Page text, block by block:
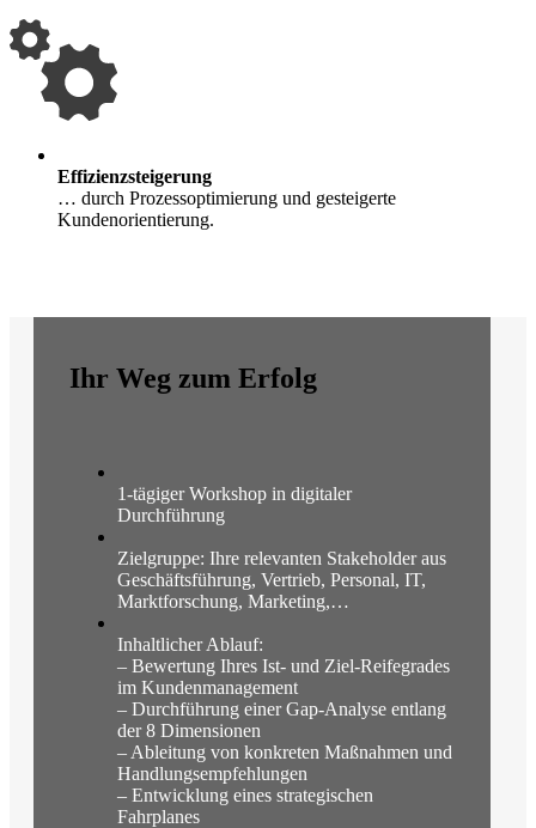
Effizienzsteigerung
… durch Prozessoptimierung und gesteigerte
Kundenorientierung.
Ihr Weg zum Erfolg
1-tägiger Workshop in digitaler
Durchführung
Zielgruppe: Ihre relevanten Stakeholder aus
Geschäftsführung, Vertrieb, Personal, IT,
Marktforschung, Marketing,…
Inhaltlicher Ablauf:
– Bewertung Ihres Ist- und Ziel-Reifegrades
im Kundenmanagement
– Durchführung einer Gap-Analyse entlang
der 8 Dimensionen
– Ableitung von konkreten Maßnahmen und
Handlungsempfehlungen
– Entwicklung eines strategischen
Fahrplanes